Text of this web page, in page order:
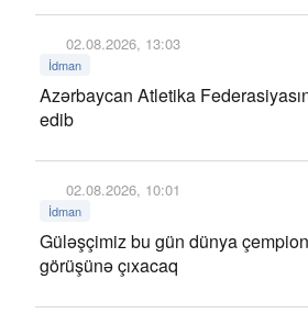
02.08.2026, 13:03
İdman
Azərbaycan Atletika
edib
02.08.2026, 10:01
İdman
Güləşçimiz bu gün dünya
görüşünə çıxacaq